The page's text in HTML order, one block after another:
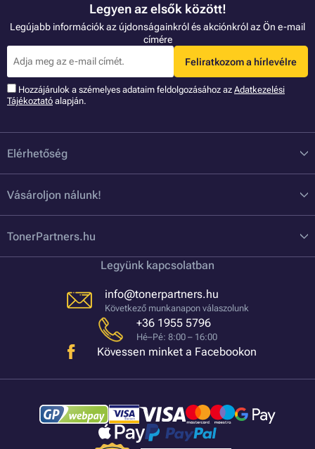
Legyen az elsők között!
Legújabb információk az újdonságainkról és akciónkról az Ön e-mail
címére
Feliratkozom a hírlevélre
Hozzájárulok a szémelyes adataim feldolgozásához az Adatkezelési
Tájékoztató alapján.
Elérhetőség
Vásároljon nálunk!
TonerPartners.hu
Legyünk kapcsolatban
info@tonerpartners.hu
Következő munkanapon válaszolunk
+36 1955 5796
Hé–Pé: 8:00 – 16:00
Kövessen minket a Facebookon